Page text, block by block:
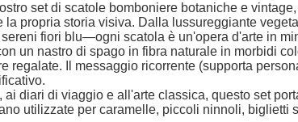
set di scatole bomboniere botaniche e
la propria storia visiva. Dalla lussureggiante
fiori blu—ogni scatola è un'opera d'arte in
un nastro di spago in fibra naturale in morbidi
regalate. Il messaggio ricorrente (supporta
ai diari di viaggio e all'arte classica, questo set
utilizzate per caramelle, piccoli ninnoli,